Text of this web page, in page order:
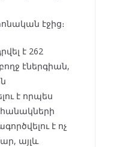
էջից։
է 262
էներգիան,
է որպես
է ոչ
այլև